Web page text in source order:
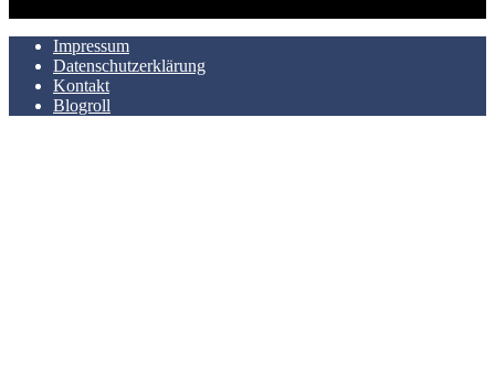
Impressum
Datenschutzerklärung
Kontakt
Blogroll